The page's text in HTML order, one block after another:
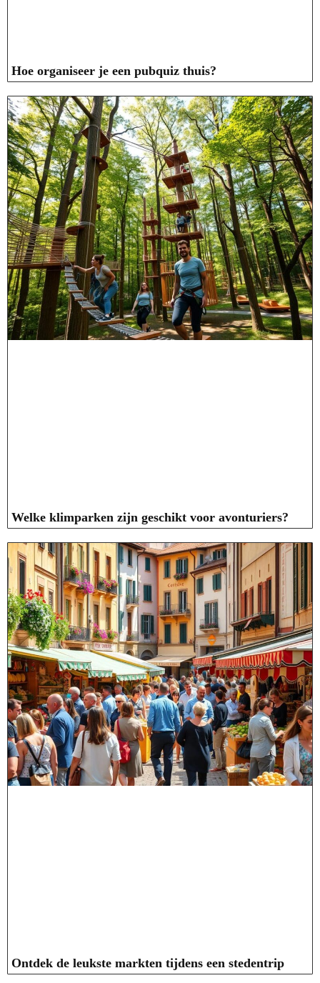
Hoe organiseer je een pubquiz thuis?
Welke klimparken zijn geschikt voor avonturiers?
Ontdek de leukste markten tijdens een stedentrip